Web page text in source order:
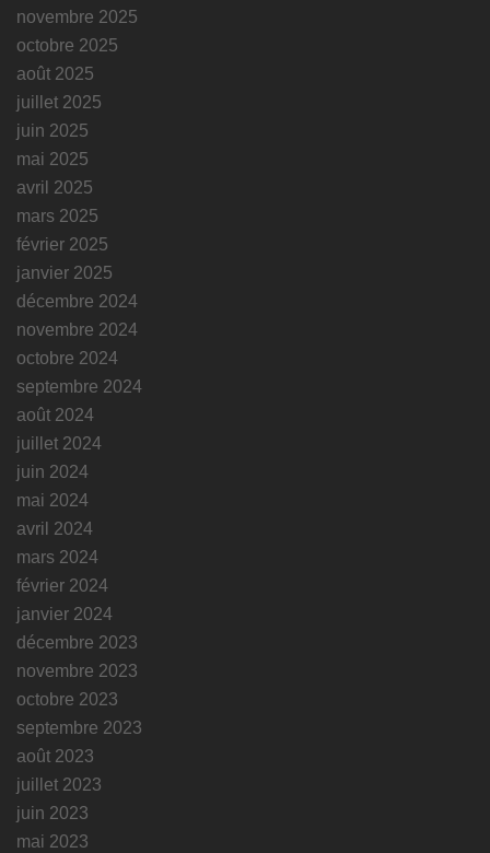
novembre 2025
octobre 2025
août 2025
juillet 2025
juin 2025
mai 2025
avril 2025
mars 2025
février 2025
janvier 2025
décembre 2024
novembre 2024
octobre 2024
septembre 2024
août 2024
juillet 2024
juin 2024
mai 2024
avril 2024
mars 2024
février 2024
janvier 2024
décembre 2023
novembre 2023
octobre 2023
septembre 2023
août 2023
juillet 2023
juin 2023
mai 2023